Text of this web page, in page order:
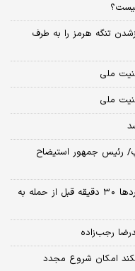
تنگه هرمز را به طرف
ملی
ملی
رئیس جمهور استیضاح
زئیس سازمان هواپیمایی: گزارش ورود هواگردها ٣٠ دقیقه قبل از حمله به
رجب‌زاده
امکان شروع مجدد